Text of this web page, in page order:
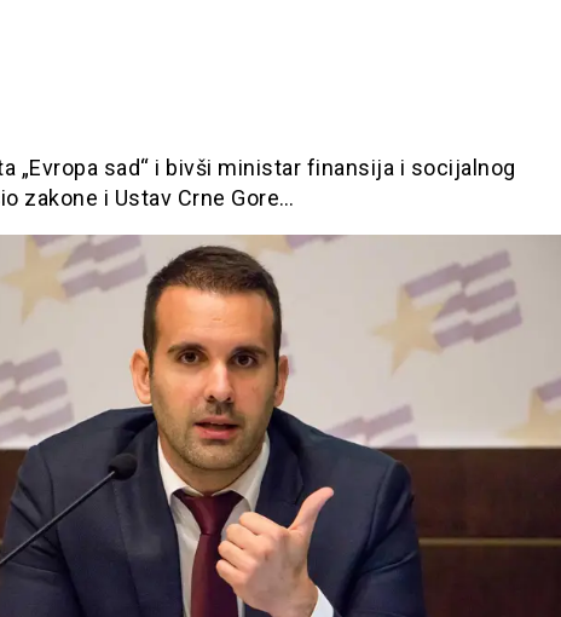
„Evropa sad“ i bivši ministar finansija i socijalnog
zakone i Ustav Crne Gore…